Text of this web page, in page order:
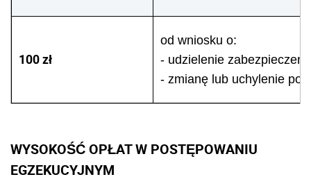
100 zł
od wniosku o:
- udzielenie
- zmianę lub uchylenie
WYSOKOŚĆ OPŁAT W POSTĘPOWANIU
EGZEKUCYJNYM